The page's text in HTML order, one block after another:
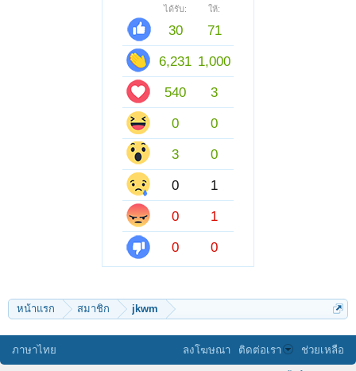
ได้รับ: ให้:
30
71
6,231 1,000
540
3
0
0
3
0
0
1
0
1
0
0
หน้าแรก สมาชิก jkwm
ภาษาไทย ลงโฆษณา ติดต่อเรา ช่วยเหลือ